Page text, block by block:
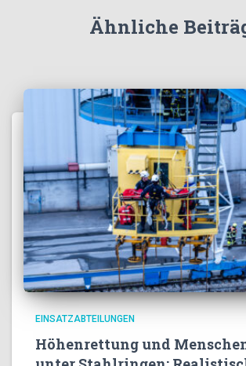
Ähnliche
EINSATZABTEILUNGEN
Höhenrettung und